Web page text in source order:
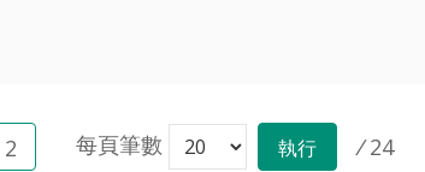
2 每頁筆數 執行 / 24